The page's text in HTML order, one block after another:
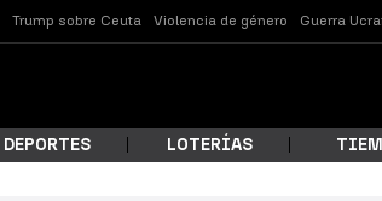
Trump sobre Ceuta Violencia de género Guerra
DEPORTES LOTERÍAS